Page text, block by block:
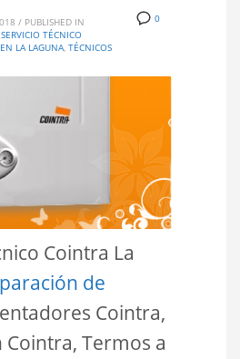
0
/ PUBLISHED IN
SERVICIO TÉCNICO
LA LAGUNA TÉCNICOS
Cointra La
de
Cointra,
Cointra, Termos a